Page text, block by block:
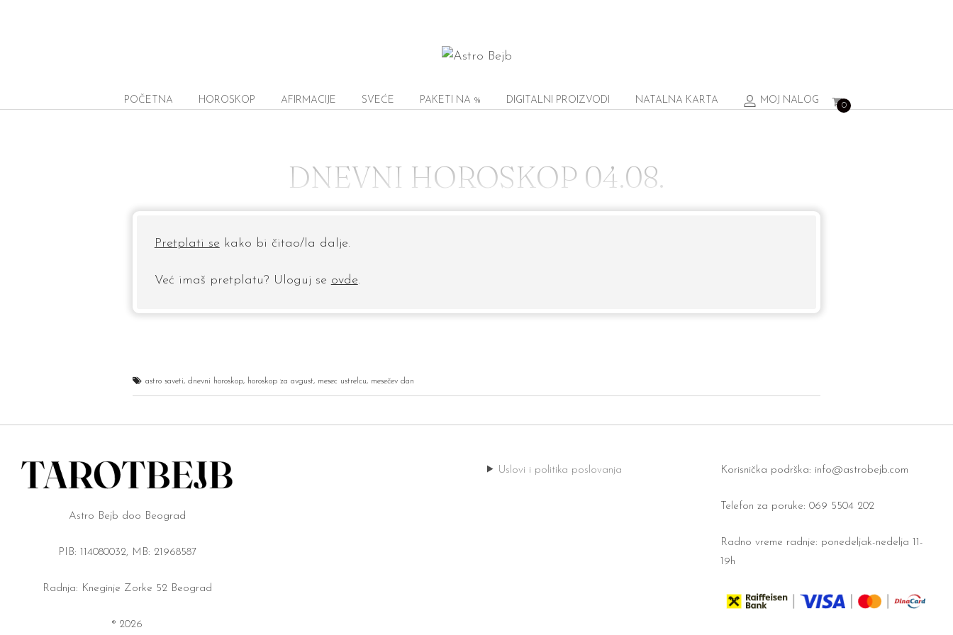
POČETNA HOROSKOP AFIRMACIJE SVEĆE PAKETI NA % DIGITALNI PROIZVODI NATALNA KARTA MOJ NALOG 0
DNEVNI HOROSKOP 04.08.
Pretplati se kako bi čitao/la dalje.
Već imaš pretplatu? Uloguj se ovde.
astro saveti, dnevni horoskop, horoskop za avgust, mesec ustrelcu, mesečev dan
Astro Bejb doo Beograd
PIB: 114080032, MB: 21968587
Radnja: Kneginje Zorke 52 Beograd
® 2026
Uslovi i politika poslovanja Korisnička podrška: info@astrobejb.com
Telefon za poruke: 069 5504 202
Radno vreme radnje: ponedeljak-nedelja 11-
19h